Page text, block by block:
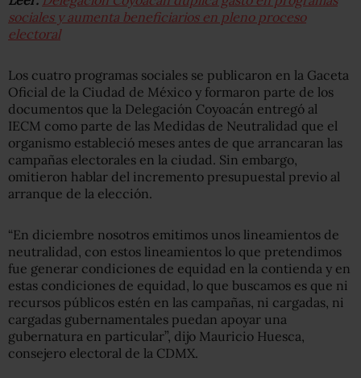
sociales y aumenta beneficiarios en pleno proceso
electoral
Los cuatro programas sociales se publicaron en la Gaceta
Oficial de la Ciudad de México y formaron parte de los
documentos que la Delegación Coyoacán entregó al
IECM como parte de las Medidas de Neutralidad que el
organismo estableció meses antes de que arrancaran las
campañas electorales en la ciudad. Sin embargo,
omitieron hablar del incremento presupuestal previo al
arranque de la elección.
“En diciembre nosotros emitimos unos lineamientos de
neutralidad, con estos lineamientos lo que pretendimos
fue generar condiciones de equidad en la contienda y en
estas condiciones de equidad, lo que buscamos es que ni
recursos públicos estén en las campañas, ni cargadas, ni
cargadas gubernamentales puedan apoyar una
gubernatura en particular”, dijo Mauricio Huesca,
consejero electoral de la CDMX.